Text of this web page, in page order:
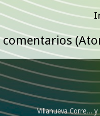
comentarios
Villanueva Corre...